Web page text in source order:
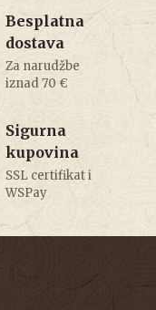
Besplatna
dostava
Za narudžbe
iznad 70 €
Sigurna
kupovina
SSL certifikat i
WSPay